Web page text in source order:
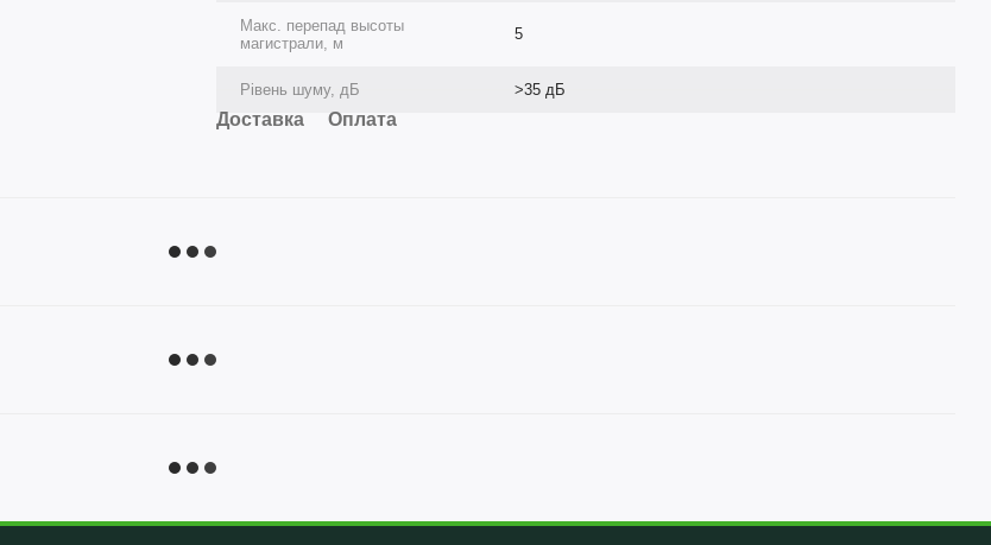
Макс. перепад высоты
магистрали, м
5
Рівень шуму, дБ >35 дБ
Доставка Оплата